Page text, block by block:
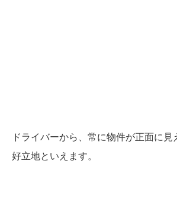
ドライバーから、常に物件が正面に見
好立地といえます。